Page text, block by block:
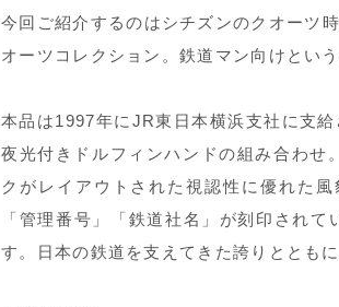
今回ご紹介するのはシチズンのクオーツ
オーツコレクション。鉄道マン向けとい
本品は1997年にJR東日本横浜支社に支
夜光付きドルフィンハンドの組み合わせ
クがレイアウトされた視認性に優れた
「管理番号」「鉄道社名」が刻印され
す。日本の鉄道を支えてきた誇りととも